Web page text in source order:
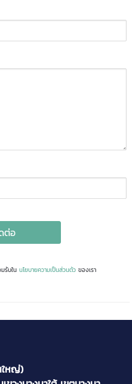
ต่อ
รับใน นโยบายความเป็นส่วนตัว ของเรา
ใหญ่)